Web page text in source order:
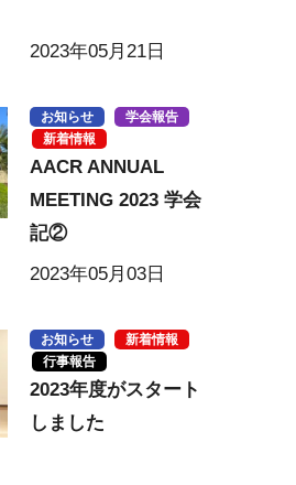
2023年05月21日
お知らせ
学会報告
新着情報
AACR ANNUAL
MEETING 2023 学会
記②
2023年05月03日
お知らせ
新着情報
行事報告
2023年度がスタート
しました